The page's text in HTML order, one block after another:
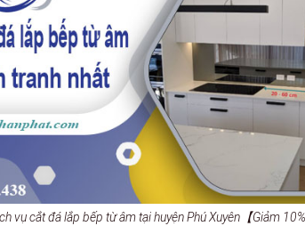
vụ cắt đá lắp bếp từ âm tại huyện Phú Xuyên【Giảm 10%